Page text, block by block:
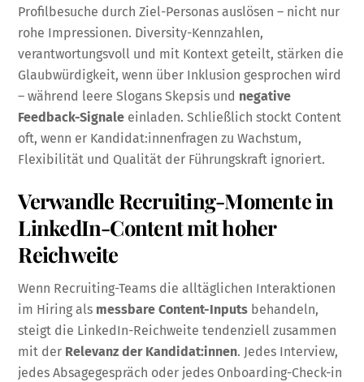
Profilbesuche durch Ziel-Personas auslösen – nicht nur
rohe Impressionen. Diversity-Kennzahlen,
verantwortungsvoll und mit Kontext geteilt, stärken die
Glaubwürdigkeit, wenn über Inklusion gesprochen wird
– während leere Slogans Skepsis und negative
Feedback-Signale einladen. Schließlich stockt Content
oft, wenn er Kandidat:innenfragen zu Wachstum,
Flexibilität und Qualität der Führungskraft ignoriert.
Verwandle Recruiting-Momente in
LinkedIn-Content mit hoher
Reichweite
Wenn Recruiting-Teams die alltäglichen Interaktionen
im Hiring als messbare Content-Inputs behandeln,
steigt die LinkedIn-Reichweite tendenziell zusammen
mit der Relevanz der Kandidat:innen. Jedes Interview,
jedes Absagegespräch oder jedes Onboarding-Check-in